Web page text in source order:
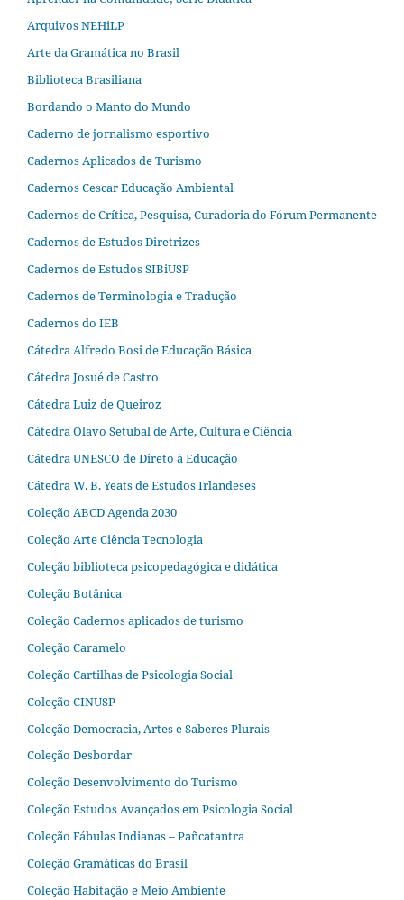
Arquivos NEHiLP
Arte da Gramática no Brasil
Biblioteca Brasiliana
Bordando o Manto do Mundo
Caderno de jornalismo esportivo
Cadernos Aplicados de Turismo
Cadernos Cescar Educação Ambiental
Cadernos de Crítica, Pesquisa, Curadoria do Fórum Permanente
Cadernos de Estudos Diretrizes
Cadernos de Estudos SIBiUSP
Cadernos de Terminologia e Tradução
Cadernos do IEB
Cátedra Alfredo Bosi de Educação Básica
Cátedra Josué de Castro
Cátedra Luiz de Queiroz
Cátedra Olavo Setubal de Arte, Cultura e Ciência
Cátedra UNESCO de Direto à Educação
Cátedra W. B. Yeats de Estudos Irlandeses
Coleção ABCD Agenda 2030
Coleção Arte Ciência Tecnologia
Coleção biblioteca psicopedagógica e didática
Coleção Botânica
Coleção Cadernos aplicados de turismo
Coleção Caramelo
Coleção Cartilhas de Psicologia Social
Coleção CINUSP
Coleção Democracia, Artes e Saberes Plurais
Coleção Desbordar
Coleção Desenvolvimento do Turismo
Coleção Estudos Avançados em Psicologia Social
Coleção Fábulas Indianas – Pañcatantra
Coleção Gramáticas do Brasil
Coleção Habitação e Meio Ambiente